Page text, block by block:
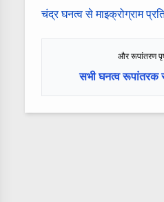
चंद्र घनत्व से माइक्रोग्राम
और रूपांतरण
सभी घनत्व रूपांतरक